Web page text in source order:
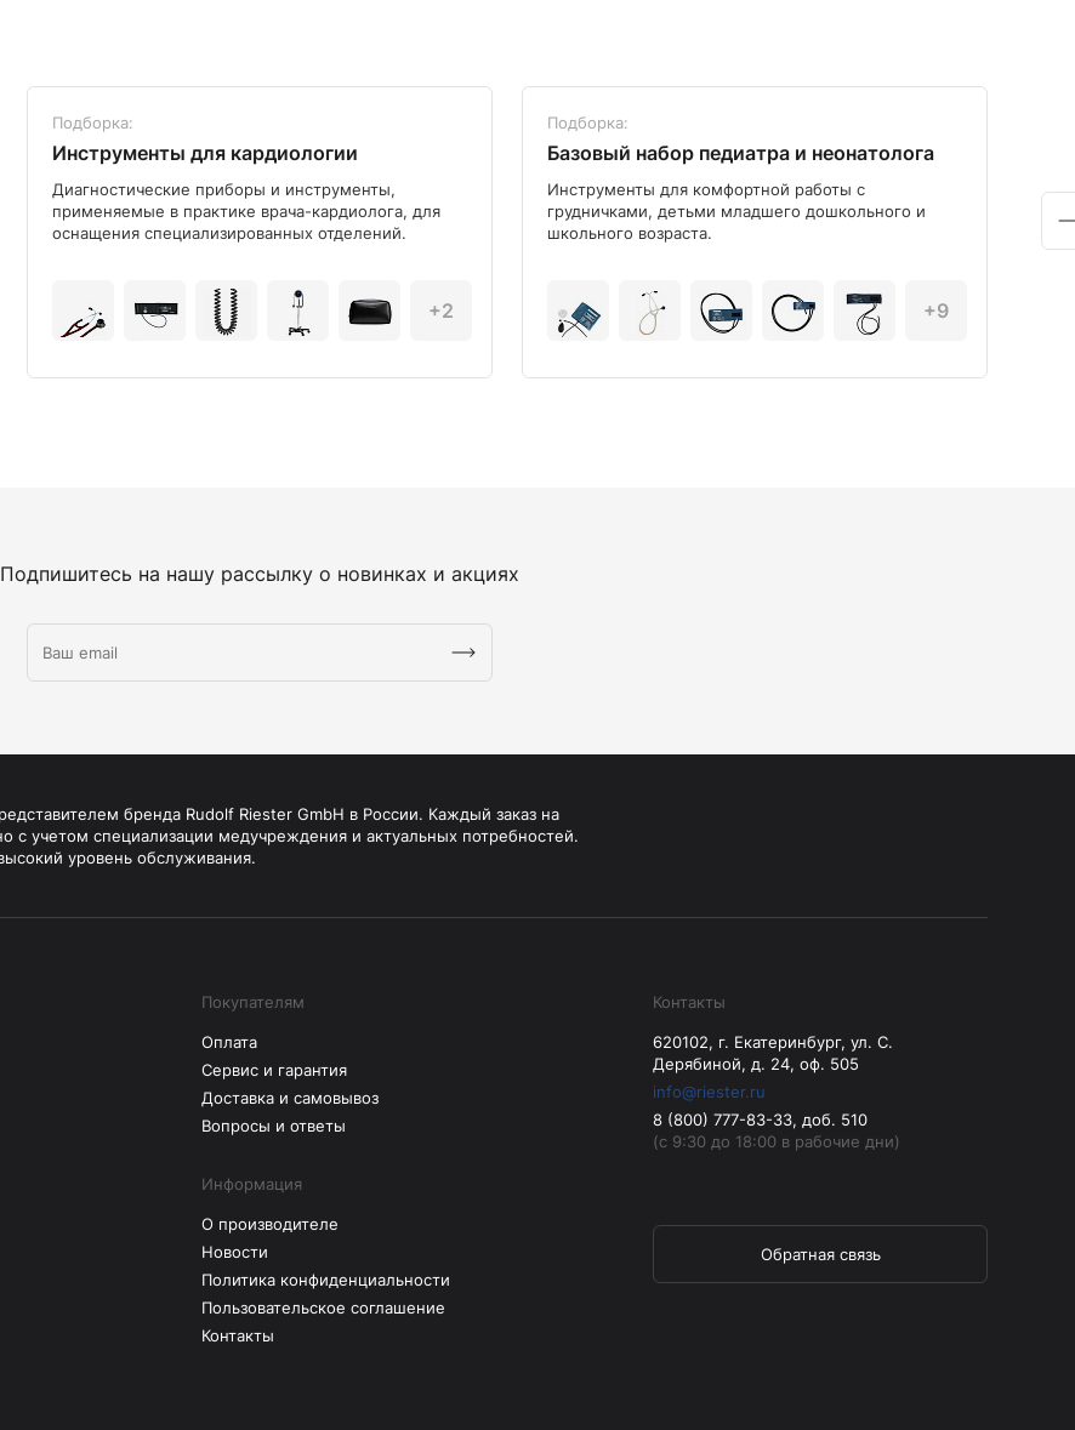
Подборка:
Инструменты для кардиологии
Диагностические приборы и инструменты,
применяемые в практике врача-кардиолога, для
оснащения специализированных отделений.
+2
Подборка:
Базовый набор педиатра и неонатолога
Инструменты для комфортной работы с
грудничками, детьми младшего дошкольного и
школьного возраста.
+9
Подпишитесь на нашу рассылку о новинках и акциях
бренда Rudolf Riester GmbH в России. Каждый заказ на
с учетом специализации медучреждения и актуальных потребностей.
уровень обслуживания.
Покупателям
Оплата
Сервис и гарантия
Доставка и самовывоз
Вопросы и ответы
Информация
О производителе
Новости
Политика конфиденциальности
Пользовательское соглашение
Контакты
Контакты
620102, г. Екатеринбург, ул. С.
Дерябиной, д. 24, оф. 505
info@riester.ru
8 (800) 777-83-33, доб. 510
(с 9:30 до 18:00 в рабочие дни)
Обратная связь